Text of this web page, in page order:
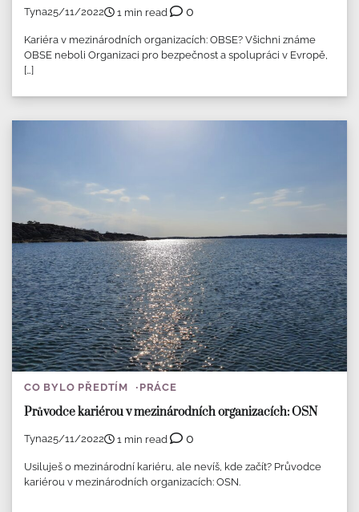
Tyna25/11/2022 1 min read 0
Kariéra v mezinárodních organizacích: OBSE? Všichni známe
OBSE neboli Organizaci pro bezpečnost a spolupráci v Evropě,
[…]
CO BYLO PŘEDTÍM PRÁCE
Průvodce kariérou v mezinárodních organizacích: OSN
Tyna25/11/2022 1 min read 0
Usiluješ o mezinárodní kariéru, ale nevíš, kde začít? Průvodce
kariérou v mezinárodních organizacích: OSN.